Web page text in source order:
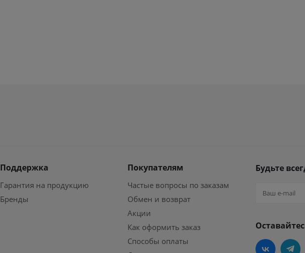
Поддержка
Гарантия на продукцию
Бренды
Покупателям
Частые вопросы по заказам
Обмен и возврат
Акции
Как оформить заказ
Способы оплаты
Будьте